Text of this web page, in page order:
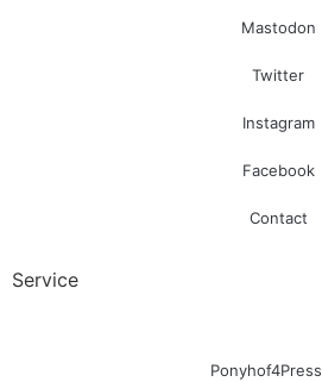
Mastodon
Twitter
Instagram
Facebook
Contact
Service
Ponyhof4Press